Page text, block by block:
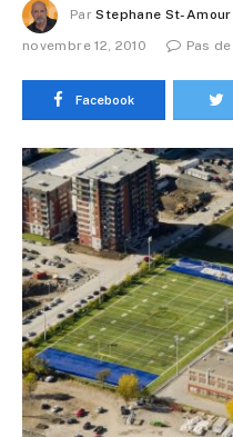
Par Stephane St-
novembre 12, 2010
Pas
Facebook